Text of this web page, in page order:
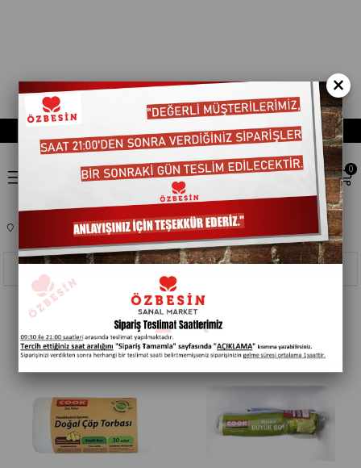
0
TEMIZLIK ÜRÜNLERI MUTFAK SARF MALZEMELERI
Filtreleme
Sıralama
×